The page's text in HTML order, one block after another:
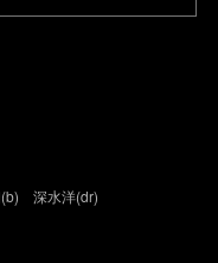
(b) 深水洋(dr)